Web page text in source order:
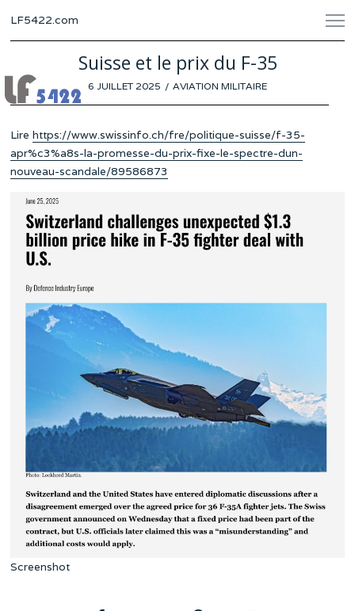
LF5422.com
Suisse et le prix du F-35
POSTED
6 JUILLET 2025 4 AVIATION MILITAIRE
Lirehttps://www.swissinfo.ch/fre/politique-suisse/f-35-
apr%c3%a8s-la-promesse-du-prix-fixe-le-spectre-dun-
nouveau-scandale/89586873
Screenshot